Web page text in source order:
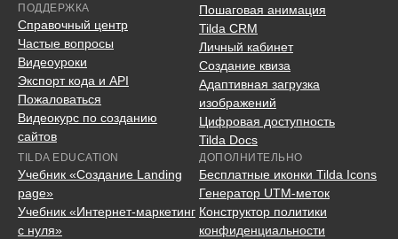
ПОДДЕРЖКА
Справочный центр
Частые вопросы
Видеоуроки
Экспорт кода и API
Пожаловаться
Видеокурс по созданию
сайтов
Пошаговая анимация
Tilda CRM
Личный кабинет
Создание квиза
Адаптивная загрузка
изображений
Цифровая доступность
Tilda Docs
TILDA EDUCATION
Учебник «Создание Landing
page»
Учебник «Интернет-маркетинг
с нуля»
ДОПОЛНИТЕЛЬНО
Бесплатные иконки Tilda Icons
Генератор UTM-меток
Конструктор политики
конфиденциальности